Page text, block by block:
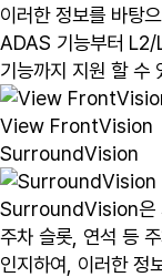
이러한 정보를 바탕
ADAS 기능부터
기능까지 지원 할 수
View FrontVision
SurroundVision
SurroundVision은
주차 슬롯, 연석 등
인지하여, 이러한 정